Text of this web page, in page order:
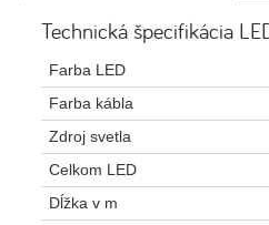
Technická špecifikácia
Farba LED
Farba kábla
Zdroj svetla
Celkom LED
Dĺžka v m